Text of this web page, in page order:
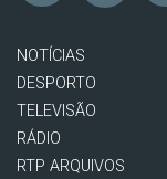
NOTÍCIAS
DESPORTO
TELEVISÃO
RÁDIO
RTP ARQUIVOS